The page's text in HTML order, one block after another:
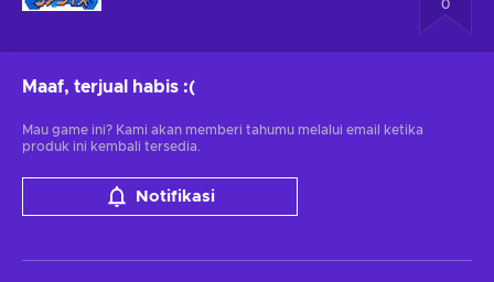
0
Maaf, terjual habis :(
Mau game ini? Kami akan memberi tahumu melalui email ketika
produk ini kembali tersedia.
Notifikasi